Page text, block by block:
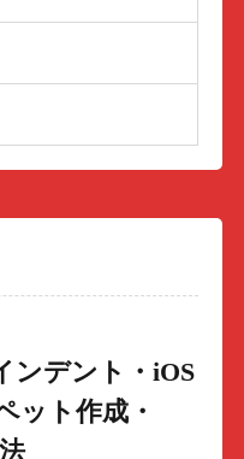
ンデント・iOS
ット作成・